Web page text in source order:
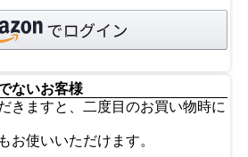
ないお客様
きますと、二度目のお買い物時に
お使いいただけます。